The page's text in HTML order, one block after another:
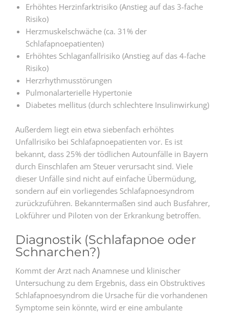
Erhöhtes Herzinfarktrisiko (Anstieg auf das 3-fache
Risiko)
Herzmuskelschwäche (ca. 31% der
Schlafapnoepatienten)
Erhöhtes Schlaganfallrisiko (Anstieg auf das 4-fache
Risiko)
Herzrhythmusstörungen
Pulmonalarterielle Hypertonie
Diabetes mellitus (durch schlechtere Insulinwirkung)
Außerdem liegt ein etwa siebenfach erhöhtes
Unfallrisiko bei Schlafapnoepatienten vor. Es ist
bekannt, dass 25% der tödlichen Autounfälle in Bayern
durch Einschlafen am Steuer verursacht sind. Viele
dieser Unfälle sind nicht auf einfache Übermüdung,
sondern auf ein vorliegendes Schlafapnoesyndrom
zurückzuführen. Bekanntermaßen sind auch Busfahrer,
Lokführer und Piloten von der Erkrankung betroffen.
Diagnostik (Schlafapnoe oder
Schnarchen?)
Kommt der Arzt nach Anamnese und klinischer
Untersuchung zu dem Ergebnis, dass ein Obstruktives
Schlafapnoesyndrom die Ursache für die vorhandenen
Symptome sein könnte, wird er eine ambulante